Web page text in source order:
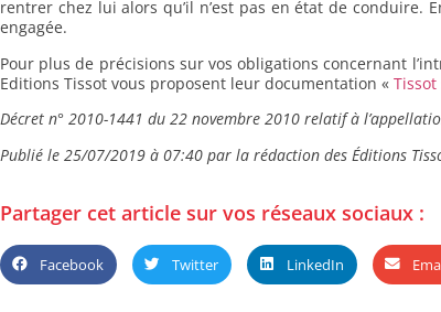
rentrer chez lui alors qu’il n’est pas en état de conduire.
engagée.
Pour plus de précisions sur vos obligations concernant
Editions Tissot vous proposent leur documentation «
Décret n° 2010-1441 du 22 novembre 2010 relatif à
Publié le 25/07/2019 à 07:40 par la rédaction des Éditions
Partager cet article sur vos réseaux sociaux :
Facebook Twitter LinkedIn